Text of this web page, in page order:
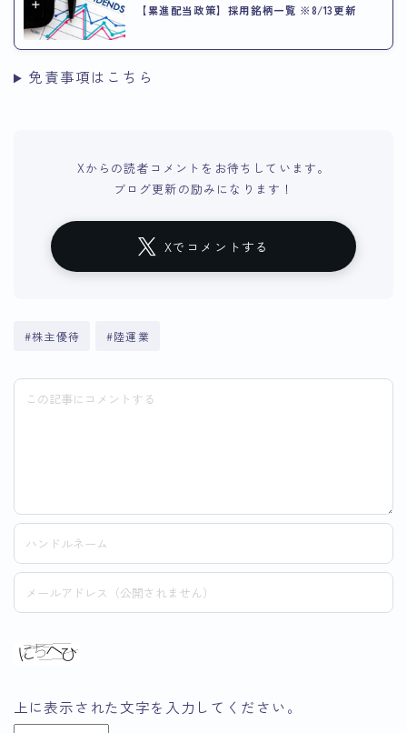
【累進配当政策】採用銘柄一覧 ※8/13更新
免責事項はこちら
Xからの読者コメントをお待ちしています。
ブログ更新の励みになります！
Xでコメントする
#株主優待 #陸運業
上に表示された文字を入力してください。